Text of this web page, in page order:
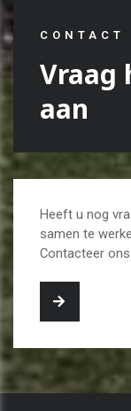
CONTACT
Vraag
aan
Heeft u nog
samen te
Contacteer